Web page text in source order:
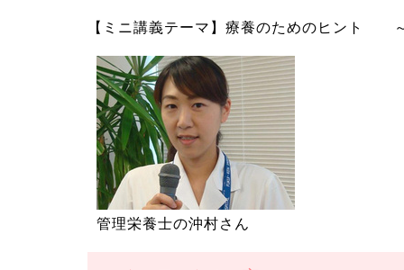
【ミニ講義テーマ】療養のためのヒント
管理栄養士の沖村さん